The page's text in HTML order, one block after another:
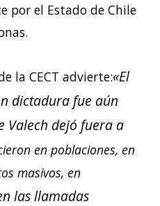
por el Estado de Chile
la CECT advierte:«El
dictadura fue aún
Valech dejó fuera a
en poblaciones, en
masivos, en
las llamadas